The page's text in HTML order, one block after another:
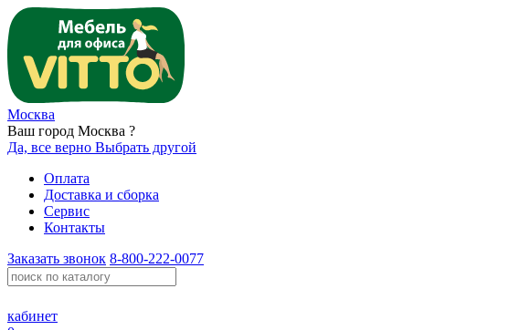
Москва
Ваш город Москва ?
Да, все верно Выбрать другой
Оплата
Доставка и сборка
Сервис
Контакты
Заказать звонок 8-800-222-0077
кабинет